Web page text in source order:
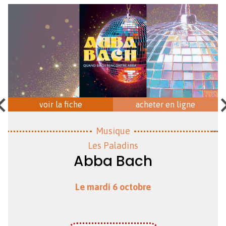
voir la fiche acheter en ligne
Musique
Les Paladins
Abba Bach
Le mardi 6 octobre